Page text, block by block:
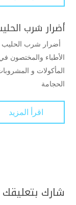
أضرار شرب
أضرار شرب الحليب
الأطباء والمختصون
المأكولات و
الحجامة
اقرأ المزيد
شارك بتعليقك